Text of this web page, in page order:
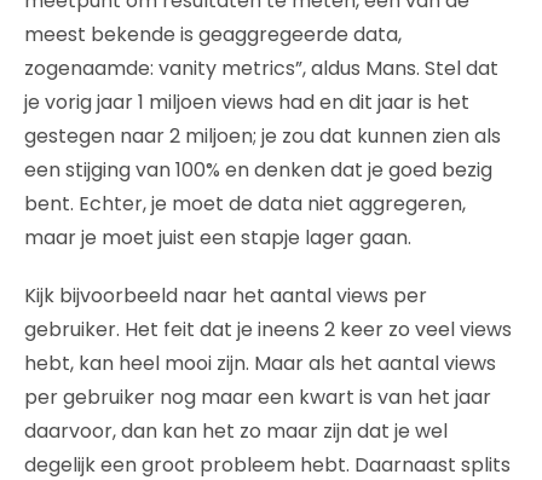
meest bekende is geaggregeerde data,
zogenaamde: vanity metrics”, aldus Mans. Stel dat
je vorig jaar 1 miljoen views had en dit jaar is het
gestegen naar 2 miljoen; je zou dat kunnen zien als
een stijging van 100% en denken dat je goed bezig
bent. Echter, je moet de data niet aggregeren,
maar je moet juist een stapje lager gaan.
Kijk bijvoorbeeld naar het aantal views per
gebruiker. Het feit dat je ineens 2 keer zo veel views
hebt, kan heel mooi zijn. Maar als het aantal views
per gebruiker nog maar een kwart is van het jaar
daarvoor, dan kan het zo maar zijn dat je wel
degelijk een groot probleem hebt. Daarnaast splits